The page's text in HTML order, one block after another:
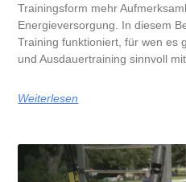
Trainingsform mehr
Energieversorgung. In diesem
Training funktioniert, für wen es
und Ausdauertraining sinnvoll
Weiterlesen